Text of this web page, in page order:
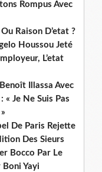
Rompus Avec
Raison D’etat ?
Houssou Jeté
L’etat
Illassa Avec
« Je Ne Suis Pas
De Paris Rejette
Des Sieurs
Bocco Par Le
Yayi